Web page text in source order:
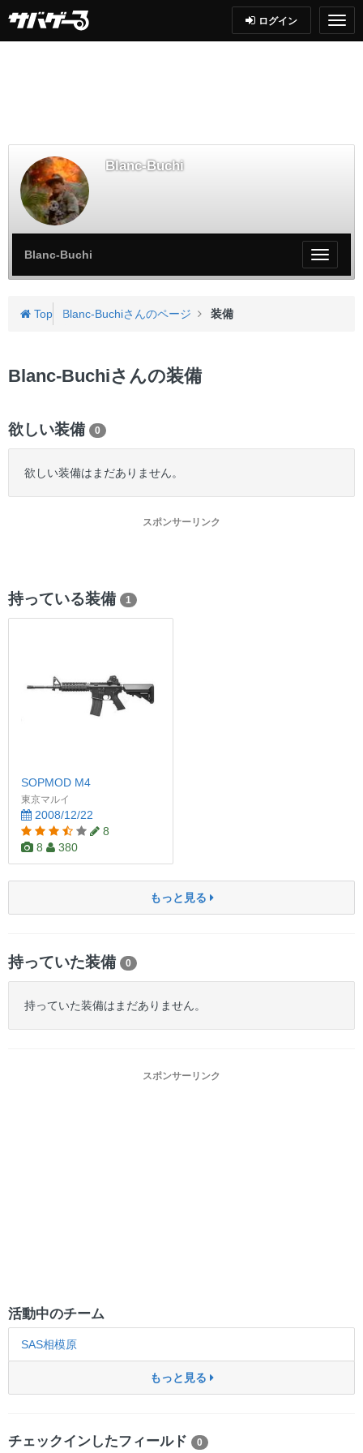
ログイン
Blanc-Buchi
My
ペ
Blanc-Buchi
Top Blanc-Buchiさんのページ 装備
Blanc-Buchiさんの装備
欲しい装備 0
欲しい装備はまだありません。
スポンサーリンク
持っている装備 1
SOPMOD M4
東京マルイ
2008/12/22
8
8
380
もっと見る
持っていた装備 0
持っていた装備はまだありません。
スポンサーリンク
活動中のチーム
SAS相模原
もっと見る
チェックインしたフィールド 0